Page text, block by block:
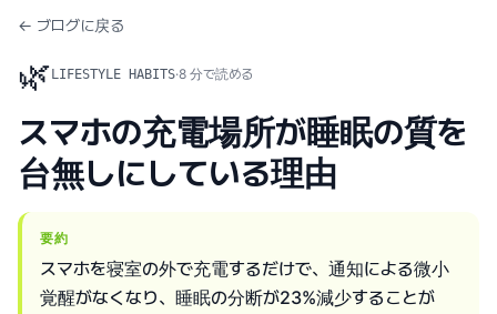
← ブログに戻る
🌿 LIFESTYLE HABITS·8 分で読める
スマホの充電場所が睡眠の質を
台無しにしている理由
要約
スマホを寝室の外で充電するだけで、通知による微小
覚醒がなくなり、睡眠の分断が23%減少することが